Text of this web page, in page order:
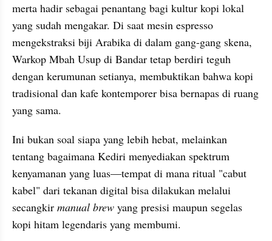
merta hadir sebagai penantang bagi kultur kopi lokal
yang sudah mengakar. Di saat mesin espresso
mengekstraksi biji Arabika di dalam gang-gang skena,
Warkop Mbah Usup di Bandar tetap berdiri teguh
dengan kerumunan setianya, membuktikan bahwa kopi
tradisional dan kafe kontemporer bisa bernapas di ruang
yang sama.
Ini bukan soal siapa yang lebih hebat, melainkan
tentang bagaimana Kediri menyediakan spektrum
kenyamanan yang luas—tempat di mana ritual "cabut
kabel" dari tekanan digital bisa dilakukan melalui
secangkir manual brew yang presisi maupun segelas
kopi hitam legendaris yang membumi.